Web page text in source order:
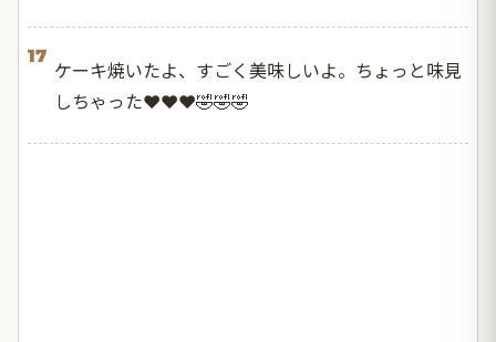
17
ケーキ焼いたよ、すごく美味しいよ。ちょっと味見
しちゃった❤️❤️❤️🤣🤣🤣